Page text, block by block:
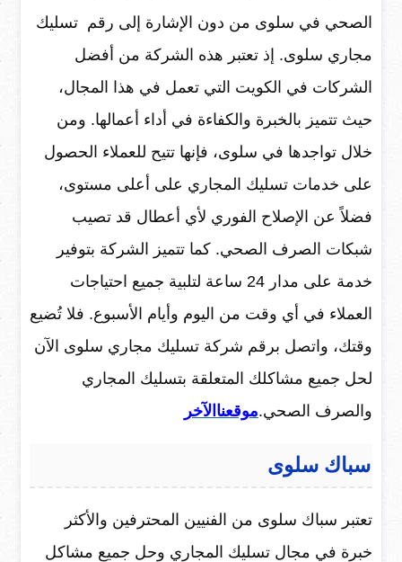
الصحي في سلوى من دون الإشارة إلى رقم تسليك
مجاري سلوى. إذ تعتبر هذه الشركة من أفضل
الشركات في الكويت التي تعمل في هذا المجال،
حيث تتميز بالخبرة والكفاءة في أداء أعمالها. ومن
خلال تواجدها في سلوى، فإنها تتيح للعملاء الحصول
على خدمات تسليك المجاري على أعلى مستوى،
فضلاً عن الإصلاح الفوري لأي أعطال قد تصيب
شبكات الصرف الصحي. كما تتميز الشركة بتوفير
خدمة على مدار 24 ساعة لتلبية جميع احتياجات
العملاء في أي وقت من اليوم وأيام الأسبوع. فلا تُضيع
وقتك، واتصل برقم شركة تسليك مجاري سلوى الآن
لحل جميع مشاكلك المتعلقة بتسليك المجاري
والصرف الصحي.موقعناالآخر
سباك سلوى
تعتبر سباك سلوى من الفنيين المحترفين والأكثر
خبرة في مجال تسليك المجاري وحل جميع مشاكل